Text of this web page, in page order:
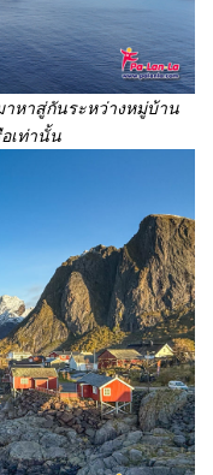
าหาสู่กันระหว่างหมู่บ้าน
เท่านั้น